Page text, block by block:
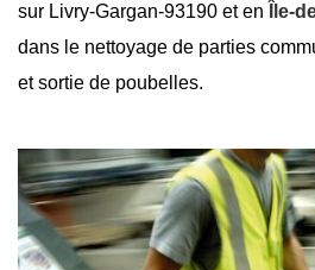
sur Livry-Gargan-93190 et en Île-
dans le nettoyage de parties
etsortie de poubelles.